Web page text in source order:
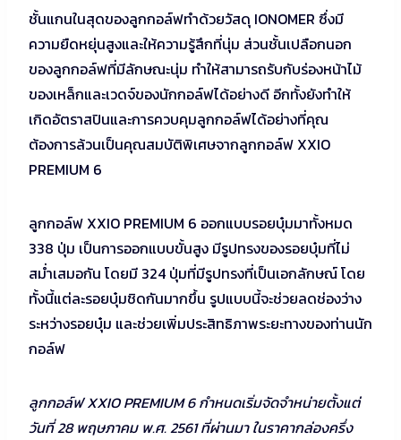
ชั้นแกนในสุดของลูกกอล์ฟทำด้วยวัสดุ IONOMER ซึ่งมี
ความยืดหยุ่นสูงและให้ความรู้สึกที่นุ่ม ส่วนชั้นเปลือกนอก
ของลูกกอล์ฟที่มีลักษณะนุ่ม ทำให้สามารถรับกับร่องหน้าไม้
ของเหล็กและเวดจ์ของนักกอล์ฟได้อย่างดี อีกทั้งยังทำให้
เกิดอัตราสปินและการควบคุมลูกกอล์ฟได้อย่างที่คุณ
ต้องการล้วนเป็นคุณสมบัติพิเศษจากลูกกอล์ฟ XXIO
PREMIUM 6
ลูกกอล์ฟ XXIO PREMIUM 6 ออกแบบรอยบุ๋มมาทั้งหมด
338 ปุ่ม เป็นการออกแบบขั้นสูง มีรูปทรงของรอยบุ๋มที่ไม่
สม่ำเสมอกัน โดยมี 324 ปุ่มที่มีรูปทรงที่เป็นเอกลักษณ์ โดย
ทั้งนี้แต่ละรอยบุ๋มชิดกันมากขึ้น รูปแบบนี้จะช่วยลดช่องว่าง
ระหว่างรอยบุ๋ม และช่วยเพิ่มประสิทธิภาพระยะทางของท่านนัก
กอล์ฟ
ลูกกอล์ฟ XXIO PREMIUM 6 กำหนดเริ่มจัดจำหน่ายตั้งแต่
วันที่ 28 พฤษภาคม พ.ศ. 2561 ที่ผ่านมา ในราคากล่องครึ่ง